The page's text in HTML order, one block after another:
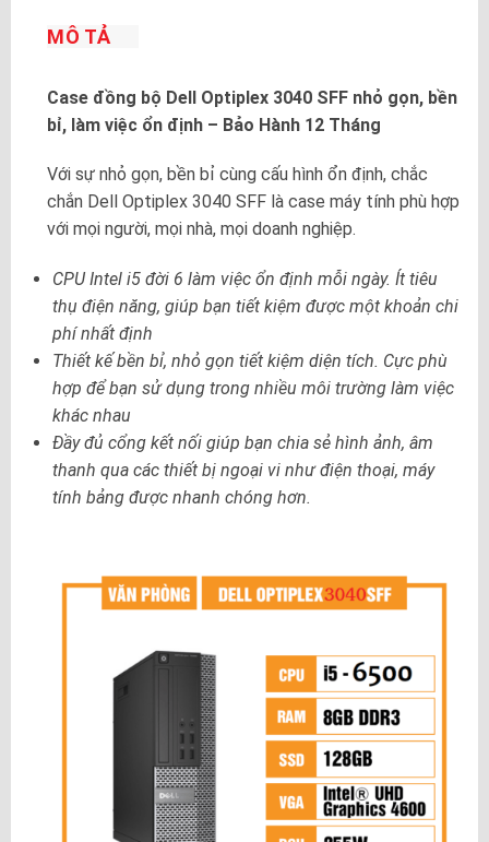
MÔ TẢ
Case đồng bộ Dell Optiplex 3040 SFF nhỏ gọn, bền
bỉ, làm việc ổn định – Bảo Hành 12 Tháng
Với sự nhỏ gọn, bền bỉ cùng cấu hình ổn định, chắc
chắn Dell Optiplex 3040 SFF là case máy tính phù hợp
với mọi người, mọi nhà, mọi doanh nghiệp.
CPU Intel i5 đời 6 làm việc ổn định mỗi ngày. Ít tiêu
thụ điện năng, giúp bạn tiết kiệm được một khoản chi
phí nhất định
Thiết kế bền bỉ, nhỏ gọn tiết kiệm diện tích. Cực phù
hợp để bạn sử dụng trong nhiều môi trường làm việc
khác nhau
Đầy đủ cổng kết nối giúp bạn chia sẻ hình ảnh, âm
thanh qua các thiết bị ngoại vi như điện thoại, máy
tính bảng được nhanh chóng hơn.